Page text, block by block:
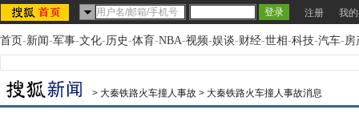
注册 我
首页-新闻-军事-文化-历史-体育-NBA-视频-娱谈-财经-世相-科技-汽车-房
> 大秦铁路火车撞人事故 > 大秦铁路火车撞人事故消息